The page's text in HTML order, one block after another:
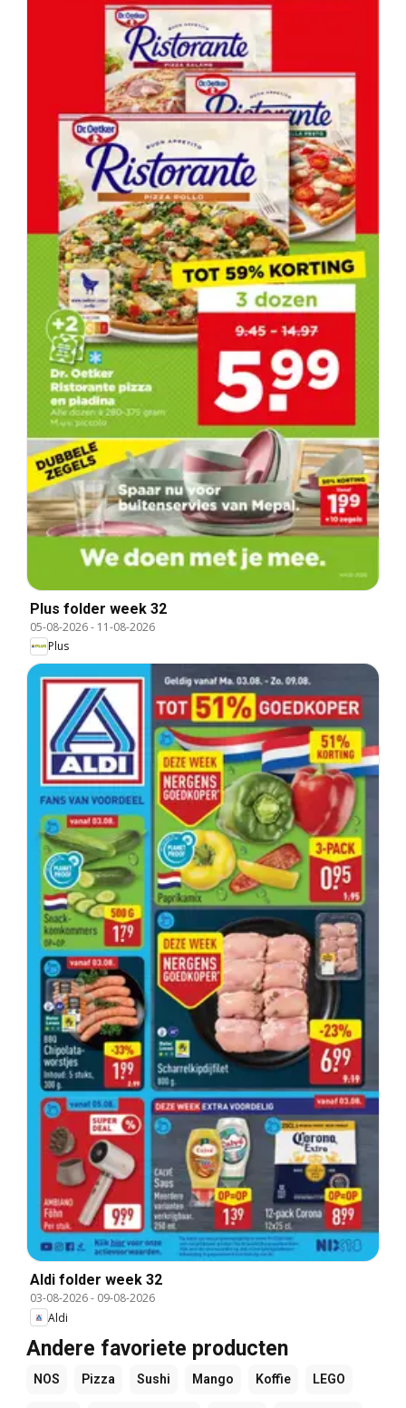
Plus folder week 32
05-08-2026- 11-08-2026
Plus
Aldi folder week 32
03-08-2026- 09-08-2026
Aldi
Andere favoriete producten
NOS Pizza Sushi Mango Koffie LEGO